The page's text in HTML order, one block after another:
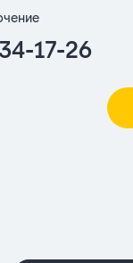
17-26